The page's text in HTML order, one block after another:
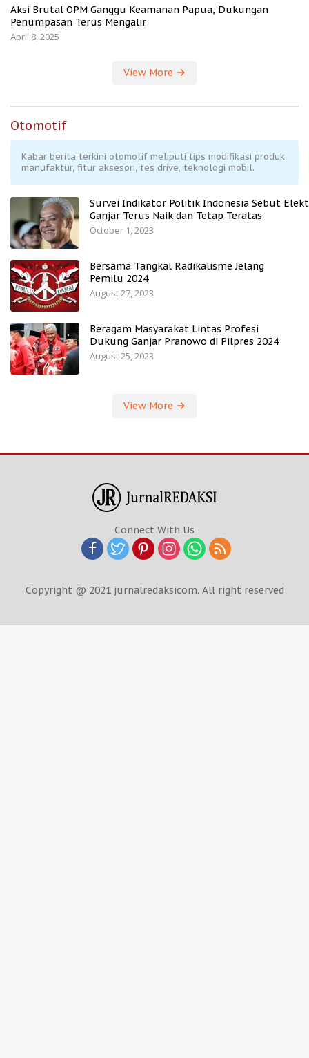
Aksi Brutal OPM Ganggu Keamanan Papua, Dukungan
Penumpasan Terus Mengalir
April 8, 2025
View More
Otomotif
Kabar berita terkini otomotif meliputi tips modifikasi produk
manufaktur, fitur aksesori, tes drive, teknologi mobil.
Survei Indikator Politik Indonesia Sebut
Ganjar Terus Naik dan Tetap Teratas
October 1, 2023
Bersama Tangkal Radikalisme Jelang
Pemilu 2024
August 27, 2023
Beragam Masyarakat Lintas Profesi
Dukung Ganjar Pranowo di Pilpres 2024
August 25, 2023
View More
Connect With Us
Copyright @ 2021 jurnalredaksicom. All right reserved